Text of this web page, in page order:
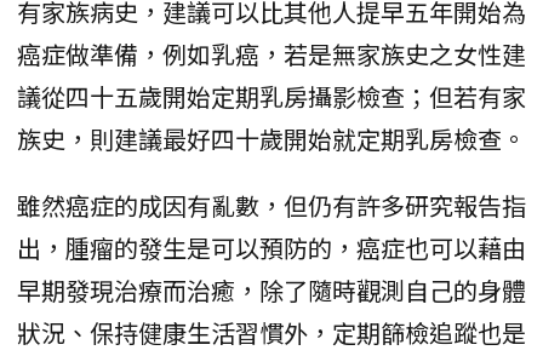
有家族病史，建議可以比其他人提早五年開始為
癌症做準備，例如乳癌，若是無家族史之女性建
議從四十五歲開始定期乳房攝影檢查；但若有家
族史，則建議最好四十歲開始就定期乳房檢查。
雖然癌症的成因有亂數，但仍有許多研究報告指
出，腫瘤的發生是可以預防的，癌症也可以藉由
早期發現治療而治癒，除了隨時觀測自己的身體
狀況、保持健康生活習慣外，定期篩檢追蹤也是